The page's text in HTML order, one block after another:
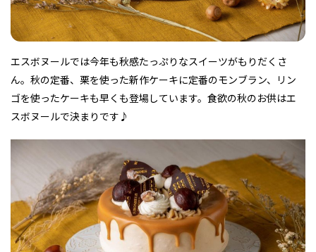
パン アジア・エスニッ
ク
テイクアウト
ランチ その他
レジャー・スポー
ツ施設
非日常 イベントレポート
その他
脱毛 温活・サウナ 歯列矯正・審美歯
科
その他
その他
幼稚園 教育 ライフイベント
その他
エスボヌールでは今年も秋感たっぷりなスイーツがもりだくさ
ん。秋の定番、栗を使った新作ケーキに定番のモンブラン、リン
ゴを使ったケーキも早くも登場しています。食欲の秋のお供はエ
スボヌールで決まりです♪